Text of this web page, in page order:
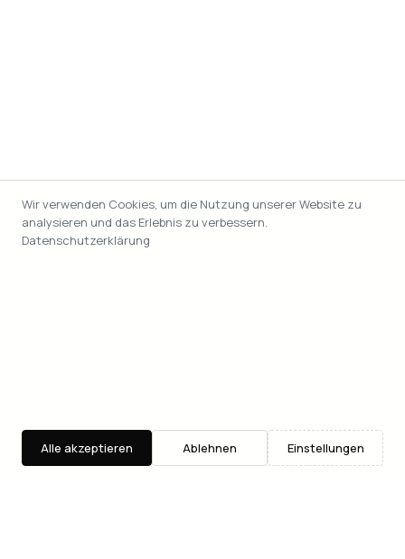
Wir verwenden Cookies, um die Nutzung unserer Website zu
analysieren und das Erlebnis zu verbessern.
Datenschutzerklärung
Alle akzeptieren Ablehnen Einstellungen